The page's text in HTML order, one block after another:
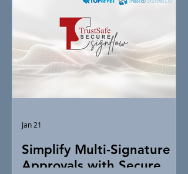
Simplify Multi-Signature
Approvals with Secure
Jan 21